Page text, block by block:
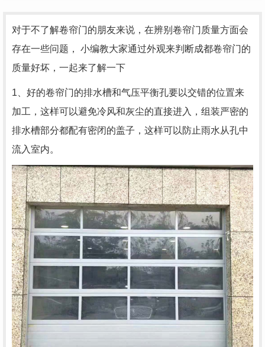
对于不了解卷帘门的朋友来说，在辨别卷帘门质量方面会
存在一些问题， 小编教大家通过外观来判断成都卷帘门的
质量好坏，一起来了解一下
1、好的卷帘门的排水槽和气压平衡孔要以交错的位置来
加工，这样可以避免冷风和灰尘的直接进入，组装严密的
排水槽部分都配有密闭的盖子，这样可以防止雨水从孔中
流入室内。